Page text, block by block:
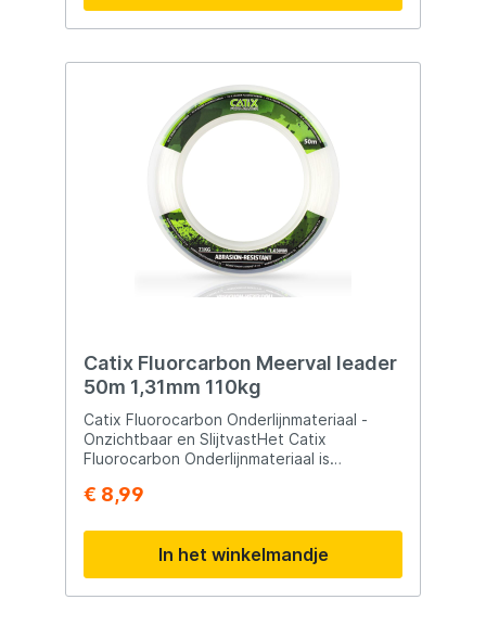
Catix Fluorcarbon Meerval leader
50m 1,31mm 110kg
Catix Fluorocarbon Onderlijnmateriaal -
Onzichtbaar en SlijtvastHet Catix
Fluorocarbon Onderlijnmateriaal is
behoeften van vissers die op zoek zijn naar
Fluorocarbon heeft unieke eigenschappen
die het bijzonder geschikt maken als
onderlijnmateriaal, vooral bij het vissen op
meervallen.Belangrijkste
€ 8,99
In het winkelmandje